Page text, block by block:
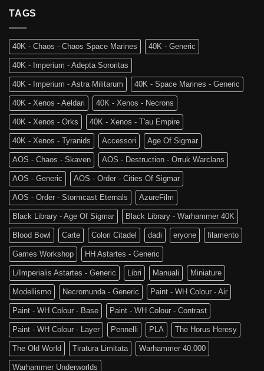
Edizione
Age
of
Sigmar
The
Old
World
tra
noi!
TAGS
40K - Chaos - Chaos Space Marines 40K - Generic
40K - Imperium - Adepta Sororitas
40K - Imperium - Astra Militarum 40K - Space Marines - Generic
40K - Xenos - Aeldari 40K - Xenos - Necrons
40K - Xenos - Orks 40K - Xenos - T'au Empire
40K - Xenos - Tyranids Accessori Age Of Sigmar
AOS - Chaos - Skaven AOS - Destruction - Orruk Warclans
AOS - Generic AOS - Order - Cities Of Sigmar
AOS - Order - Stormcast Eternals AzureFilm
Black Library - Age Of Sigmar Black Library - Warhammer 40K
Blood Bowl Carte Colori Citadel dadi eryone filamento
Games Workshop HH Astartes - Generic
L/Imperialis Astartes - Generic Libri Manuali Miniature
Modellismo Necromunda - Generic Paint - WH Colour - Air
Paint - WH Colour - Base Paint - WH Colour - Contrast
Paint - WH Colour - Layer Pennelli PLA The Horus Heresy
The Old World Tiratura Limitata Warhammer 40.000
Warhammer Underworlds